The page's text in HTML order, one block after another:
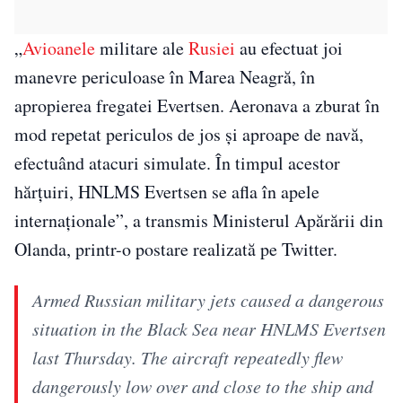
„Avioanelemilitare aleRusiei au efectuat joi
manevre periculoase în Marea Neagră, în
apropierea fregatei Evertsen. Aeronava a zburat în
mod repetat periculos de jos și aproape de navă,
efectuând atacuri simulate. În timpul acestor
hărțuiri, HNLMS Evertsen se afla în apele
internaționale”, a transmis Ministerul Apărării din
Olanda, printr-o postare realizată pe Twitter.
Armed Russian military jets caused a dangerous
situation in the Black Sea near HNLMS Evertsen
last Thursday. The aircraft repeatedly flew
dangerously low over and close to the ship and